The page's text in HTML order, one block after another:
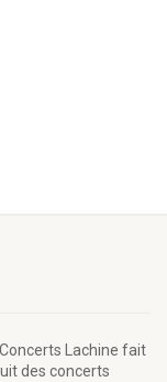
Lachine fait
des concerts